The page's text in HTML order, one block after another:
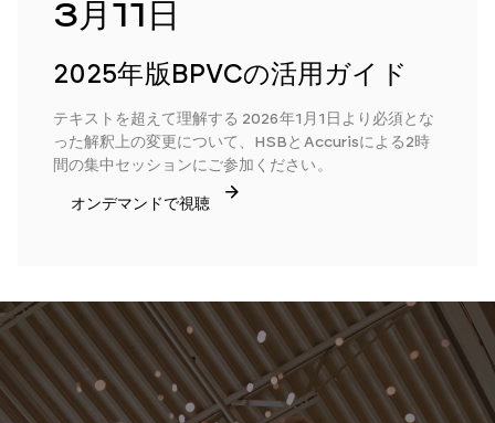
3月11日
2025年版BPVCの活用ガイド
テキストを超えて理解する 2026年1月1日より必須とな
った解釈上の変更について、HSBとAccurisによる2時
間の集中セッションにご参加ください。
オンデマンドで視聴